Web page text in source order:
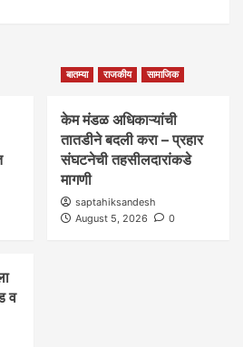
बातम्या राजकीय सामाजिक
केम मंडळ अधिकाऱ्यांची
तातडीने बदली करा – प्रहार
संघटनेची तहसीलदारांकडे
मागणी
saptahiksandesh
August 5, 2026
0
व